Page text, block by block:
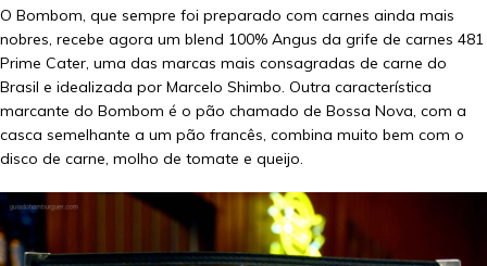
O Bombom, que sempre foi preparado com carnes ainda mais
nobres, recebe agora um blend 100% Angus da grife de carnes 481
Prime Cater, uma das marcas mais consagradas de carne do
Brasil e idealizada por Marcelo Shimbo. Outra característica
marcante do Bombom é o pão chamado de Bossa Nova, com a
casca semelhante a um pão francês, combina muito bem com o
disco de carne, molho de tomate e queijo.